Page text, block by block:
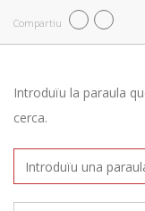
Compartiu
Introduïu la paraula
cerca.